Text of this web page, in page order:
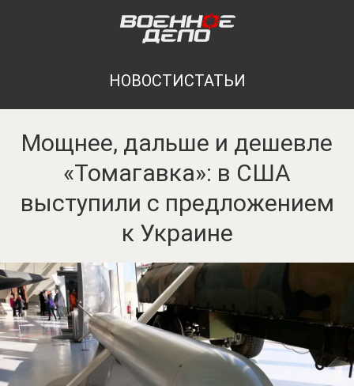
НОВОСТИСТАТЬИ
Мощнее, дальше и дешевле
«Томагавка»: в США
выступили с предложением
к Украине